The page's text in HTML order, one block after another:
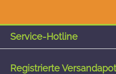
Service-Hotline
Registrierte